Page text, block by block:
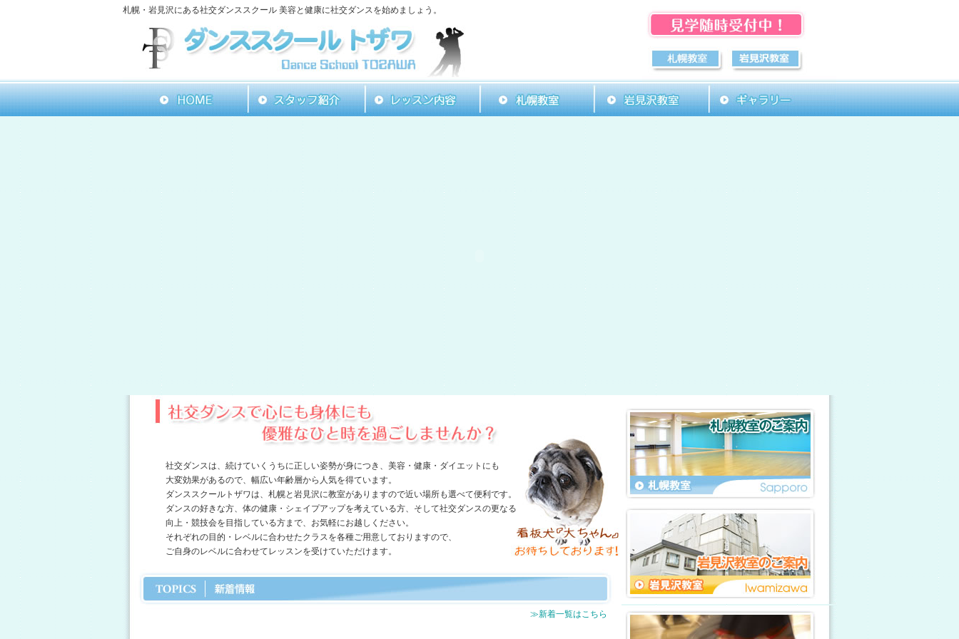
札幌・岩見沢にある社交ダンススクール 美容と健康に社交ダンスを始めましょう。
社交ダンスは、続けていくうちに正しい姿勢が身につき、美容・健康・ダイエットにも
大変効果があるので、幅広い年齢層から人気を得ています。
ダンススクールトザワは、札幌と岩見沢に教室がありますので近い場所も選べて便利です。
ダンスの好きな方、体の健康・シェイプアップを考えている方、そして社交ダンスの更なる
向上・競技会を目指している方まで、お気軽にお越しください。
それぞれの目的・レベルに合わせたクラスを各種ご用意しておりますので、
ご自身のレベルに合わせてレッスンを受けていただけます。
≫新着一覧はこちら